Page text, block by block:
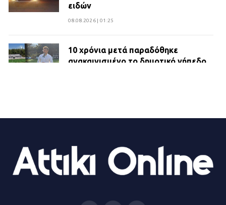
ειδών
08.08.2026 | 01:25
10 χρόνια μετά παραδόθηκε
ανακαινισμένο το δημοτικό γήπεδο
ΔΗΜΟΣ ΜΑΝΔΡΑΣ ΕΙΔΥΛΛΙΑΣ:
23.07.2026 | 14:58